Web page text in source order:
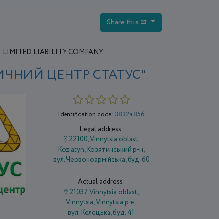
Share this
LIMITED LIABILITY COMPANY
ЦЕНТР СТАТУС"
Identification code: 38324856
Legal address:
22100, Vinnytsia oblast,
Koziatyn, Козятинський р-н,
вул. Червоноармійська, буд. 60
Actual address:
21037, Vinnytsia oblast,
Vіnnytsia, Vinnytsia р-н,
вул. Келецька, буд. 41